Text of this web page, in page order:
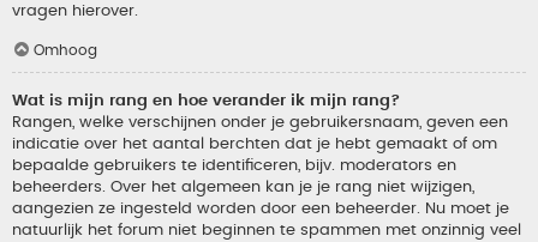
vragen hierover.
Omhoog
Wat is mijn rang en hoe verander ik mijn rang?
Rangen, welke verschijnen onder je gebruikersnaam, geven een
indicatie over het aantal berchten dat je hebt gemaakt of om
bepaalde gebruikers te identificeren, bijv. moderators en
beheerders. Over het algemeen kan je je rang niet wijzigen,
aangezien ze ingesteld worden door een beheerder. Nu moet je
natuurlijk het forum niet beginnen te spammen met onzinnig veel